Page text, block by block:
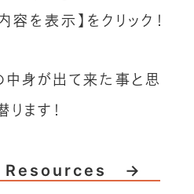
容を表示】をクリック！
中身が出て来た事と思
ります！
→